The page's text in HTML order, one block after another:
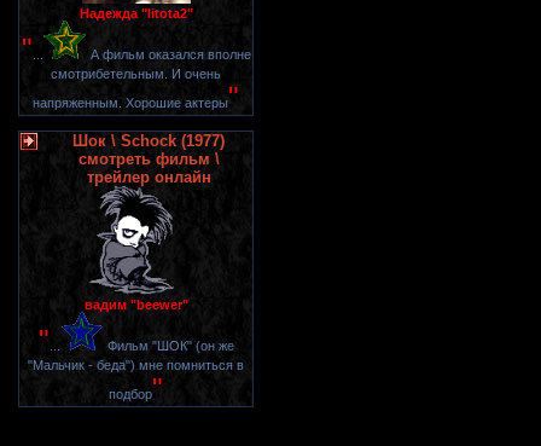
Надежда "litota2"
"
А фильм оказался вполне
смотрибетельным. И очень
напряженным. Хорошие актеры"
Шок \ Schock (1977)
смотреть фильм \
трейлер онлайн
вадим "beewer"
"
Фильм "ШОК" (он же
"Мальчик - беда") мне помниться в
подбор"